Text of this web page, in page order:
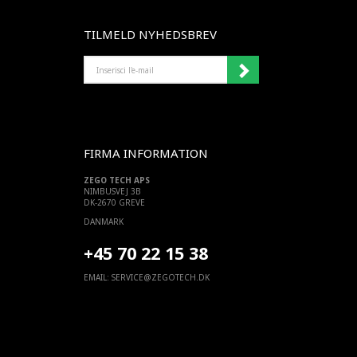
TILMELD NYHEDSBREV
MAIL
FIRMA INFORMATION
ZEGO TECH APS
NIMBUSVEJ 3B
DK-2670 GREVE
DANMARK
+45 70 22 15 38
EMAIL: SERVICE@ZEGOTECH.DK